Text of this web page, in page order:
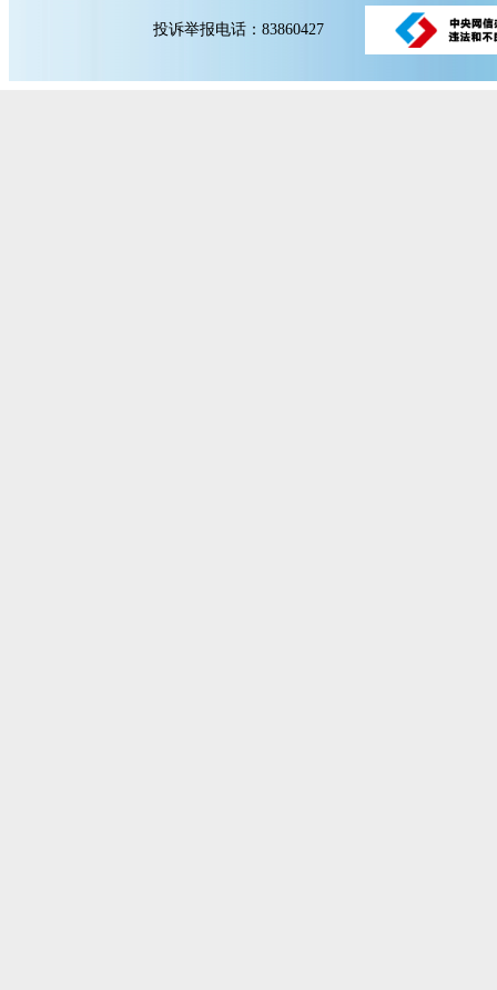
投诉举报电话：83860427